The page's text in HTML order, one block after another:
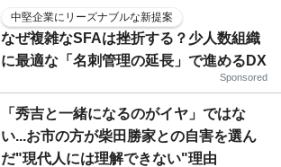
中堅企業にリーズナブルな新提案
なぜ複雑なSFAは挫折する？少人数組織
に最適な「名刺管理の延長」で進めるDX
Sponsored
「秀吉と一緒になるのがイヤ」ではな
い...お市の方が柴田勝家との自害を選ん
だ"現代人には理解できない"理由